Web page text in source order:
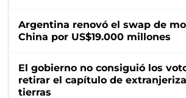
Argentina renovó el swap de
China por US$19.000 millones
El gobierno no consiguió los
retirar el capítulo de
tierras